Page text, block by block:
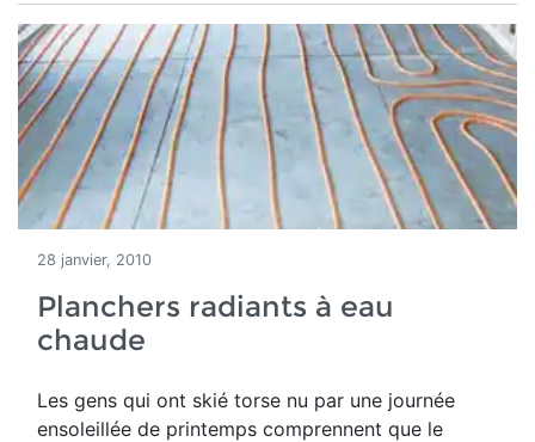
28 janvier, 2010
Planchers radiants à eau
chaude
Les gens qui ont skié torse nu par une journée
ensoleillée de printemps comprennent que le